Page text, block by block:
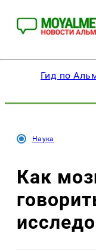
Гид по
Наука
Как